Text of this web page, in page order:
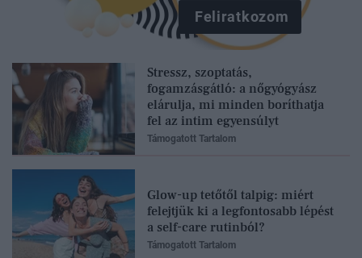
Feliratkozom
Stressz, szoptatás,
fogamzásgátló: a nőgyógyász
elárulja, mi minden boríthatja
fel az intim egyensúlyt
Támogatott Tartalom
Glow-up tetőtől talpig: miért
felejtjük ki a legfontosabb lépést
a self-care rutinból?
Támogatott Tartalom